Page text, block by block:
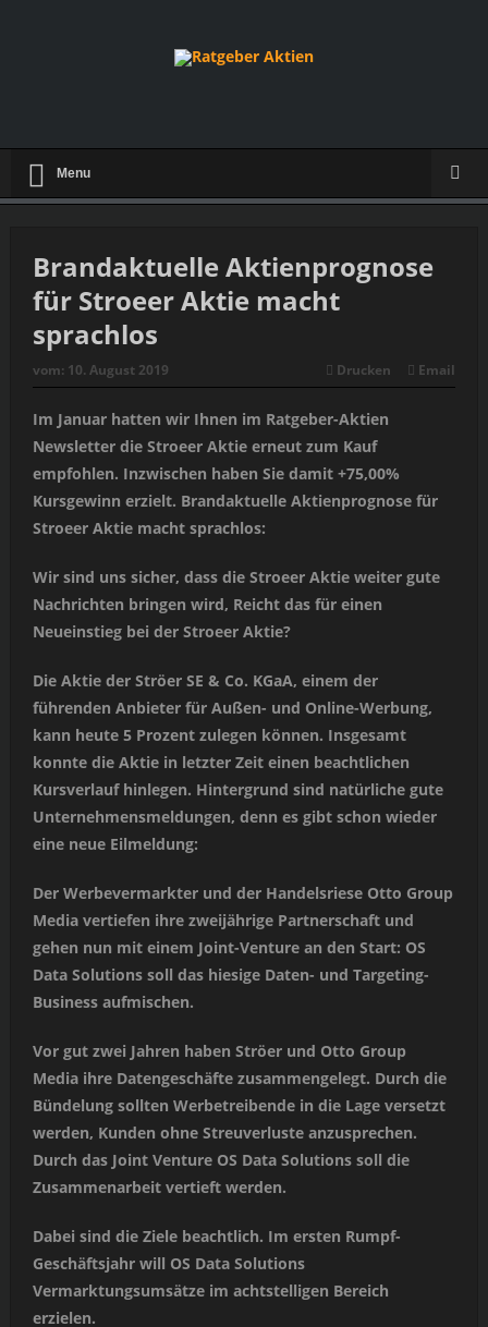
Menu
Brandaktuelle Aktienprognose
für Stroeer Aktie macht
sprachlos
vom: 10. August 2019 Drucken Email
Im Januar hatten wir Ihnen im Ratgeber-Aktien
Newsletter die Stroeer Aktie erneut zum Kauf
empfohlen. Inzwischen haben Sie damit +75,00%
Kursgewinn erzielt. Brandaktuelle Aktienprognose für
Stroeer Aktie macht sprachlos:
Wir sind uns sicher, dass die Stroeer Aktie weiter gute
Nachrichten bringen wird, Reicht das für einen
Neueinstieg bei der Stroeer Aktie?
Die Aktie der Ströer SE & Co. KGaA, einem der
führenden Anbieter für Außen- und Online-Werbung,
kann heute 5 Prozent zulegen können. Insgesamt
konnte die Aktie in letzter Zeit einen beachtlichen
Kursverlauf hinlegen. Hintergrund sind natürliche gute
Unternehmensmeldungen, denn es gibt schon wieder
eine neue Eilmeldung:
Der Werbevermarkter und der Handelsriese Otto Group
Media vertiefen ihre zweijährige Partnerschaft und
gehen nun mit einem Joint-Venture an den Start: OS
Data Solutions soll das hiesige Daten- und Targeting-
Business aufmischen.
Vor gut zwei Jahren haben Ströer und Otto Group
Media ihre Datengeschäfte zusammengelegt. Durch die
Bündelung sollten Werbetreibende in die Lage versetzt
werden, Kunden ohne Streuverluste anzusprechen.
Durch das Joint Venture OS Data Solutions soll die
Zusammenarbeit vertieft werden.
Dabei sind die Ziele beachtlich. Im ersten Rumpf-
Geschäftsjahr will OS Data Solutions
Vermarktungsumsätze im achtstelligen Bereich
erzielen.